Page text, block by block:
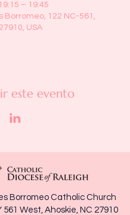
– 19:45
Borromeo, 122 NC-561,
USA
este evento
Borromeo Catholic Church
561 West, Ahoskie, NC 27910